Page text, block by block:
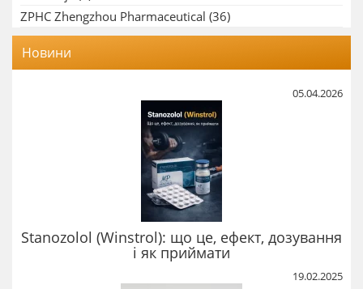
ZPHC Zhengzhou Pharmaceutical (36)
Новини
05.04.2026
Stanozolol (Winstrol): що це, ефект, дозування
і як приймати
19.02.2025